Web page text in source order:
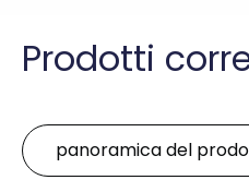
Prodotti
panoramica del